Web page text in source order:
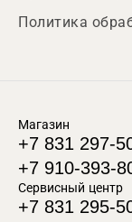
Политика
Магазин
+7 831 297-
+7 910-393-
Сервисный центр
+7 831 295-